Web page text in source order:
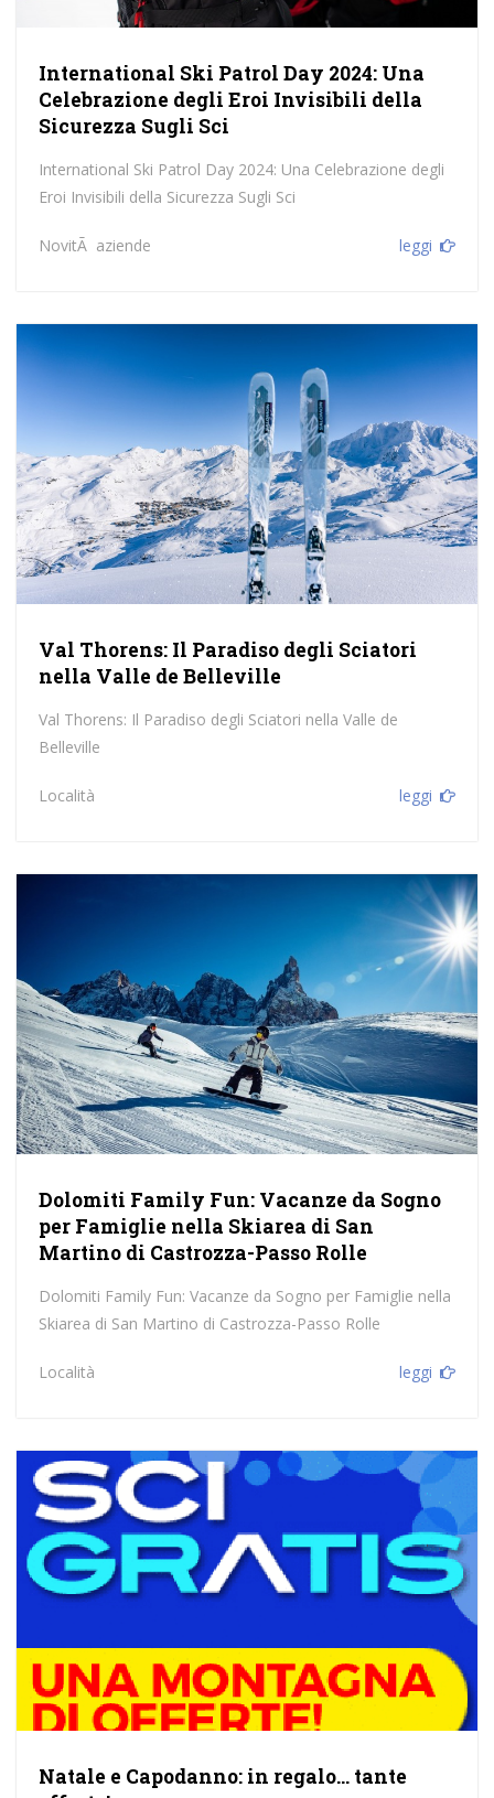
International Ski Patrol Day 2024: Una
Celebrazione degli Eroi Invisibili della
Sicurezza Sugli Sci
International Ski Patrol Day 2024: Una Celebrazione degli
Eroi Invisibili della Sicurezza Sugli Sci
NovitÃ aziende leggi
Val Thorens: Il Paradiso degli Sciatori
nella Valle de Belleville
Val Thorens: Il Paradiso degli Sciatori nella Valle de
Belleville
Località leggi
Dolomiti Family Fun: Vacanze da Sogno
per Famiglie nella Skiarea di San
Martino di Castrozza-Passo Rolle
Dolomiti Family Fun: Vacanze da Sogno per Famiglie nella
Skiarea di San Martino di Castrozza-Passo Rolle
Località leggi
Natale e Capodanno: in regalo… tante